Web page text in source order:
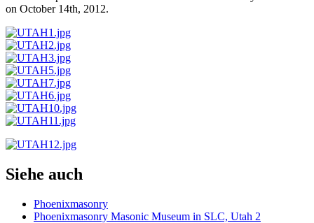
on October 14th, 2012.
Siehe auch
Phoenixmasonry
Phoenixmasonry Masonic Museum in SLC, Utah 2